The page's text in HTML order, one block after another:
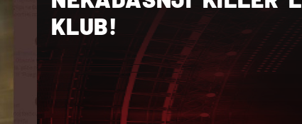
KLUB!